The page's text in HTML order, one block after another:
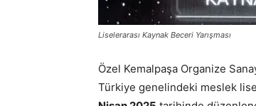
Liselerarası Kaynak Beceri Yarışması
Özel Kemalpaşa Organize
Türkiye genelindeki meslek